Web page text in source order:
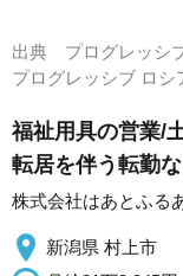
出典 プログレッシ
プログレッシブ ロ
福祉用具の営業/
転居を伴う転勤
株式会社はあとふる
新潟県 村上市